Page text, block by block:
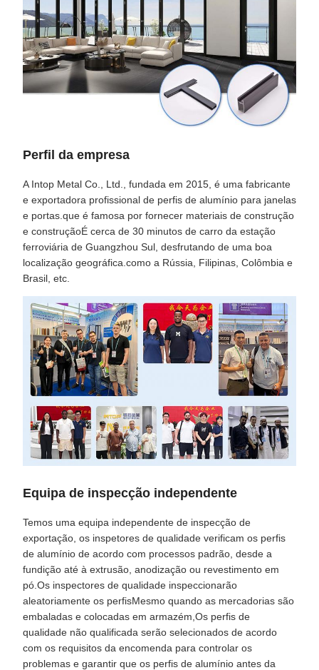
Perfil da empresa
A Intop Metal Co., Ltd., fundada em 2015, é uma fabricante
e exportadora profissional de perfis de alumínio para janelas
e portas.que é famosa por fornecer materiais de construção
e construçãoÉ cerca de 30 minutos de carro da estação
ferroviária de Guangzhou Sul, desfrutando de uma boa
localização geográfica.como a Rússia, Filipinas, Colômbia e
Brasil, etc.
Equipa de inspecção independente
Temos uma equipa independente de inspecção de
exportação, os inspetores de qualidade verificam os perfis
de alumínio de acordo com processos padrão, desde a
fundição até à extrusão, anodização ou revestimento em
pó.Os inspectores de qualidade inspeccionarão
aleatoriamente os perfisMesmo quando as mercadorias são
embaladas e colocadas em armazém,Os perfis de
qualidade não qualificada serão selecionados de acordo
com os requisitos da encomenda para controlar os
problemas e garantir que os perfis de alumínio antes da